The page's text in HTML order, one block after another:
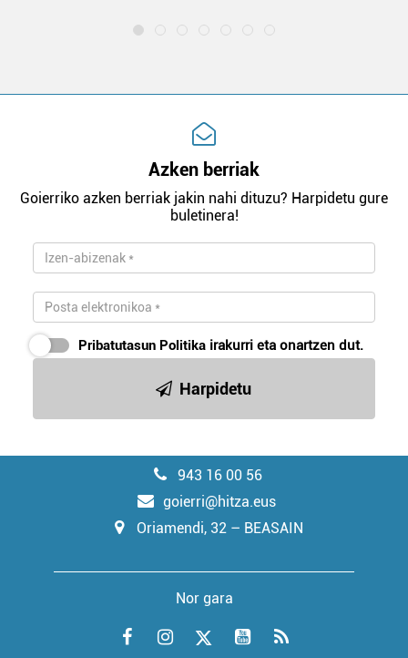
Azken berriak
Goierriko azken berriak jakin nahi dituzu? Harpidetu gure
buletinera!
Pribatutasun Politika irakurri eta onartzen dut.
Harpidetu
943 16 00 56
goierri@hitza.eus
Oriamendi, 32 – BEASAIN
Nor gara